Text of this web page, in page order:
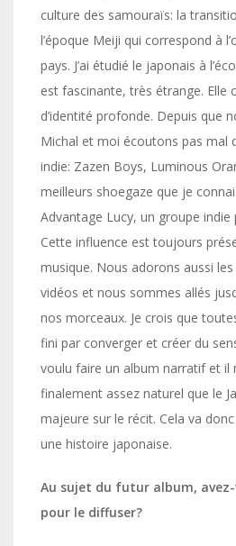
culture des samouraïs: la
l’époque Meiji qui correspond à
pays. J’ai étudié le japonais à
est fascinante, très étrange. Elle
d’identité profonde. Depuis que
Michal et moi écoutons pas mal
indie: Zazen Boys, Luminous
meilleurs shoegaze que je
Advantage Lucy, un groupe
Cette influence est toujours
musique. Nous adorons aussi
vidéos et nous sommes allés
nos morceaux. Je crois que
fini par converger et créer du
voulu faire un album narratif et il
finalement assez naturel que le
majeure sur le récit. Cela va
une histoire japonaise.
Au sujet du futur album,
pour le diffuser?